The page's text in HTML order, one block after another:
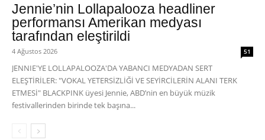
Jennie’nin Lollapalooza headliner
performansı Amerikan medyası
tarafından eleştirildi
4 Ağustos 2026 51
JENNIE'YE LOLLAPALOOZA'DA YABANCI MEDYADAN SERT
ELEŞTİRİLER: "VOKAL YETERSİZLİĞİ VE SEYİRCİLERİN ALANI TERK
ETMESİ" BLACKPINK üyesi Jennie, ABD’nin en büyük müzik
festivallerinden birinde tek başına...